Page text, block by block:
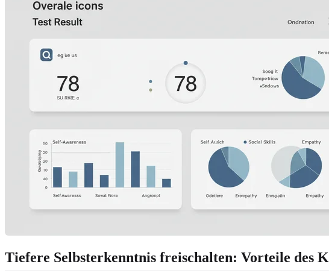
Tiefere Selbsterkenntnis freischalten: Vorteile des